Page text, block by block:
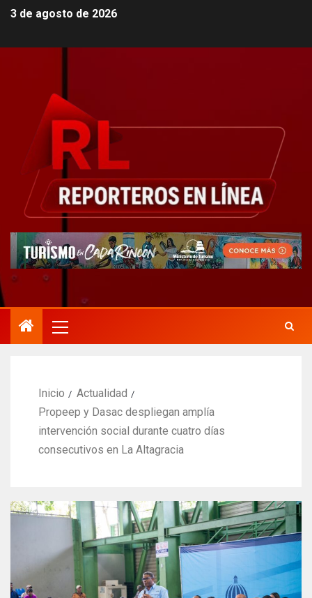
3 de agosto de 2026
Inicio
Actualidad
Propeep y Dasac despliegan amplía
intervención social durante cuatro días
consecutivos en La Altagracia